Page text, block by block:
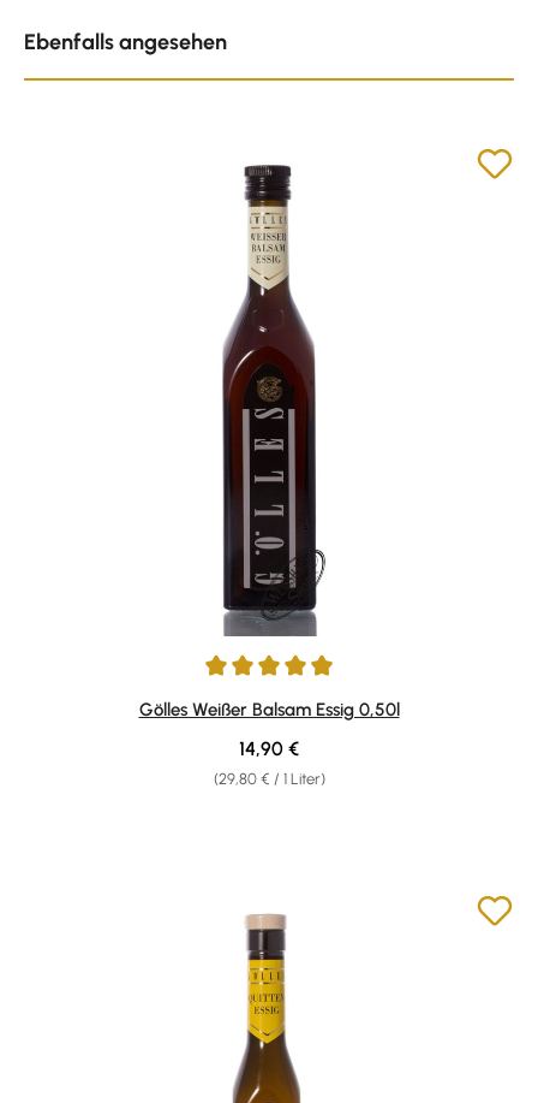
Ebenfalls angesehen
Durchschnittliche Bewertung von 4.95 von 5 Sternen
Gölles Weißer Balsam Essig 0,50l
(29,80 € / 1 Liter)
Regulärer Preis:
14,90 €